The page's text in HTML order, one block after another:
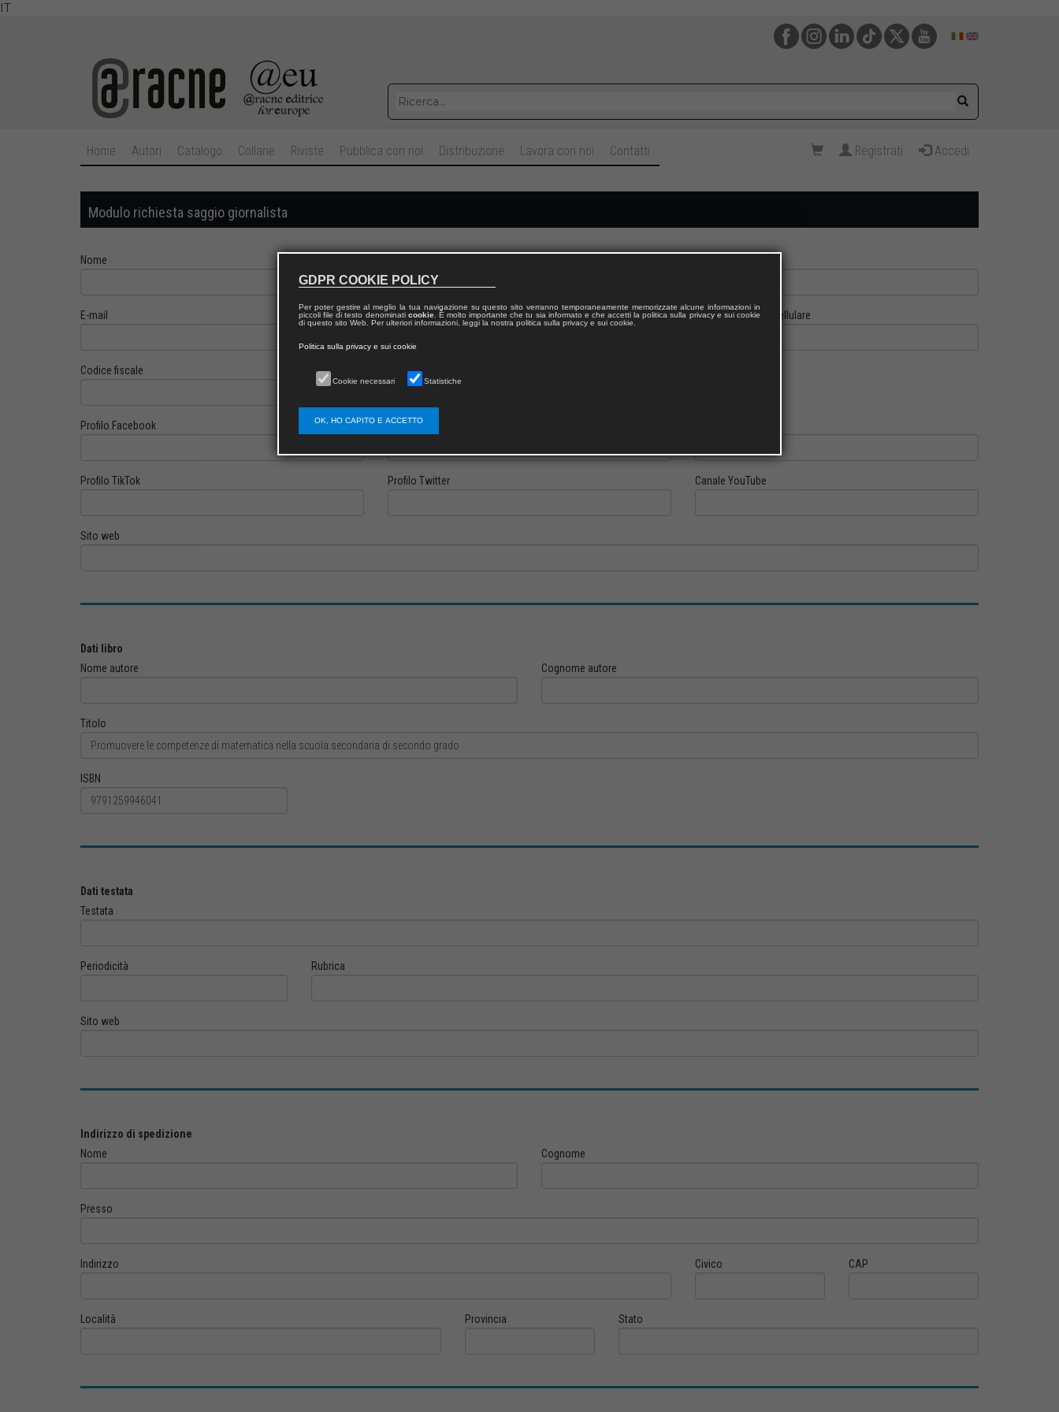
IT
Home Autori Catalogo Collane Riviste Pubblica con noi Distribuzione Lavora con noi Contatti Registrati Accedi
Modulo richiesta saggio giornalista
Nome
E-mail Telefono fisso Cellulare
Codice fiscale
Profilo Facebook Profilo Instagram
Profilo TikTok Profilo Twitter Canale YouTube
Sito web
Dati libro
Nome autore
Cognome autore
Titolo
ISBN
Dati testata
Testata
Periodicità Rubrica
Sito web
Indirizzo di spedizione
Nome
Cognome
Presso
Indirizzo Civico CAP
Località Provincia Stato
GDPR COOKIE POLICY
Per poter gestire al meglio la tua navigazione su questo sito verranno temporaneamente memorizzate alcune informazioni in
piccoli file di testo denominati cookie. È molto importante che tu sia informato e che accetti la politica sulla privacy e sui cookie
di questo sito Web. Per ulteriori informazioni, leggi la nostra politica sulla privacy e sui cookie.
Politica sulla privacy e sui cookie
Cookie necessari Statistiche
OK, HO CAPITO E ACCETTO